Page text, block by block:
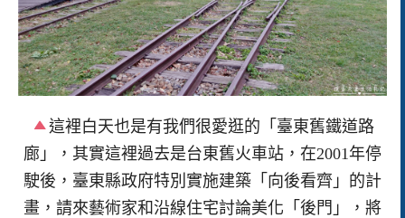
這裡白天也是有我們很愛逛的「臺東舊鐵道路
廊」，其實這裡過去是台東舊火車站，在2001年停
駛後，臺東縣政府特別實施建築「向後看齊」的計
畫，請來藝術家和沿線住宅討論美化「後門」，將